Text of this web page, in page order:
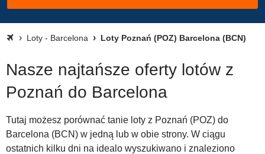
Loty - Barcelona Loty Poznań (POZ) Barcelona (BCN)
Nasze najtańsze oferty lotów z
Poznań do Barcelona
Tutaj możesz porównać tanie loty z Poznań (POZ) do
Barcelona (BCN) w jedną lub w obie strony. W ciągu
ostatnich kilku dni na idealo wyszukiwano i znaleziono